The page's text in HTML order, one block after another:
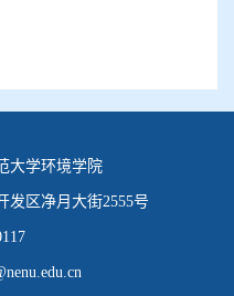
大学环境学院
发区净月大街2555号